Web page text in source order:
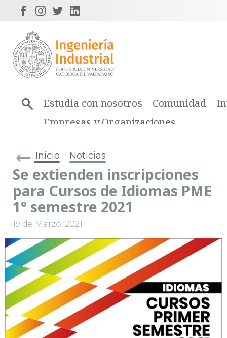
Estudia con nosotros Comunidad
Empresas y Organizaciones
Inicio Noticias
Se extienden inscripciones
para Cursos de Idiomas PME
1° semestre 2021
19 de Marzo, 2021